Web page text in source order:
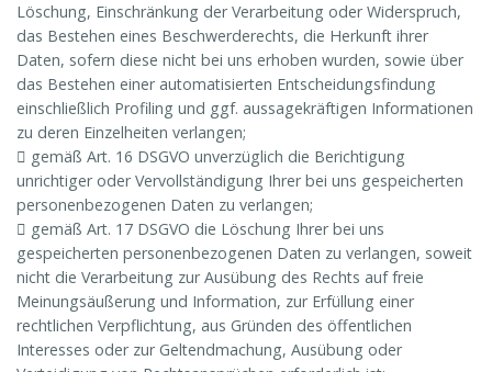
Löschung, Einschränkung der Verarbeitung oder Widerspruch,
das Bestehen eines Beschwerderechts, die Herkunft ihrer
Daten, sofern diese nicht bei uns erhoben wurden, sowie über
das Bestehen einer automatisierten Entscheidungsfindung
einschließlich Profiling und ggf. aussagekräftigen Informationen
zu deren Einzelheiten verlangen;
 gemäß Art. 16 DSGVO unverzüglich die Berichtigung
unrichtiger oder Vervollständigung Ihrer bei uns gespeicherten
personenbezogenen Daten zu verlangen;
 gemäß Art. 17 DSGVO die Löschung Ihrer bei uns
gespeicherten personenbezogenen Daten zu verlangen, soweit
nicht die Verarbeitung zur Ausübung des Rechts auf freie
Meinungsäußerung und Information, zur Erfüllung einer
rechtlichen Verpflichtung, aus Gründen des öffentlichen
Interesses oder zur Geltendmachung, Ausübung oder